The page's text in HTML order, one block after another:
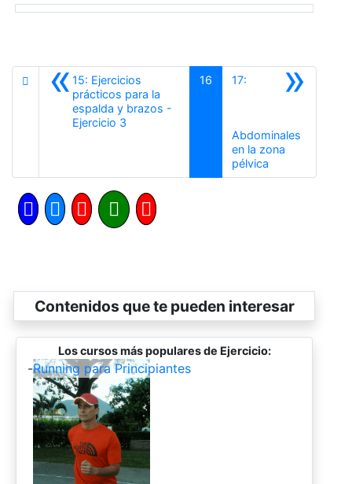
«15: Ejercicios
prácticos para la
espalda y brazos -
Ejercicio 3
16 »
17:
Abdominales
en la zona
pélvica
Contenidos que te pueden interesar
Los cursos más populares de Ejercicio:
-Running para Principiantes